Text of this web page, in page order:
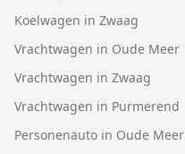
Koelwagen in Zwaag
Vrachtwagen in Oude Meer
Vrachtwagen in Zwaag
Vrachtwagen in Purmerend
Personenauto in Oude Meer